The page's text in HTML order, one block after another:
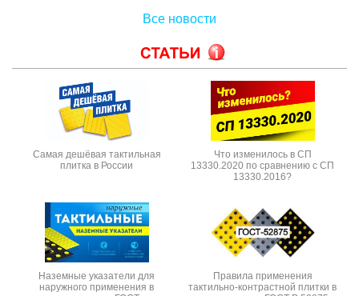
Все новости
Самая дешёвая тактильная
плитка в России
Что изменилось в СП
13330.2020 по сравнению с СП
13330.2016?
Наземные указатели для
наружного применения в
Правила применения
тактильно-контрастной плитки в